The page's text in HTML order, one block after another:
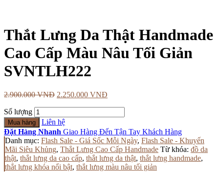
Thắt Lưng Da Thật Handmade
Cao Cấp Màu Nâu Tối Giản
SVNTLH222
2.900.000VNĐ 2.250.000 VNĐ
Số lượng
Mua hàng
Liên hệ
Đặt Hàng Nhanh Giao Hàng Đến Tận Tay Khách Hàng
Danh mục: Flash Sale - Giá Sốc Mỗi Ngày, Flash Sale - Khuyến
Mãi Siêu Khủng, Thắt Lưng Cao Cấp Handmade Từ khóa: đồ da
thật, thắt lưng da cao cấp, thắt lưng da thật, thắt lưng handmade,
thắt lưng khóa nổi bật, thắt lưng màu nâu tối giản